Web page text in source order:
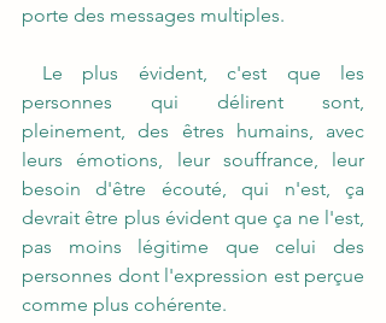
porte des messages multiples.
personnes qui délirent sont,
pleinement, des êtres humains, avec
leurs émotions, leur souffrance, leur
besoin d'être écouté, qui n'est, ça
devrait être plus évident que ça ne l'est,
pas moins légitime que celui des
personnes dont l'expression est perçue
comme plus cohérente.